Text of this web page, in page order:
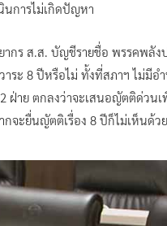
นการไม่เกิดปัญหา
กร ส.ส. บัญชีรายชื่อ พรรคพลัง
ะ 8 ปีหรือไม่ ทั้งที่สภาฯ ไม่มีอำ
ฝ่าย ตกลงว่าจะเสนอญัตติด่ว
จะยื่นญัตติเรื่อง 8 ปีก็ไม่เห็นด้วย